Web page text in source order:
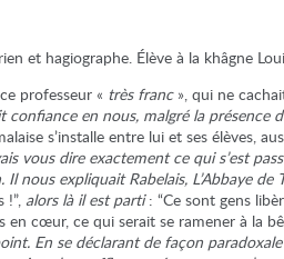
et hagiographe. Élève à la khâgne
professeur « très franc», qui ne
en nous, malgré la présence
s’installe entre lui et ses élèves,
vous dire exactement ce qui s’est
nous expliquait Rabelais, L’Abbaye de
!”, alors là il est parti: “Ce sont gens
en cœur, ce qui serait se ramener à la
En se déclarant de façon